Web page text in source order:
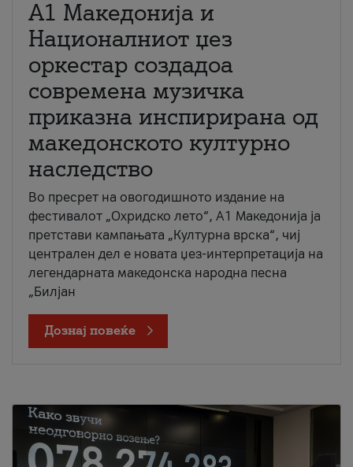
А1 Македонија и
Националниот џез
оркестар создадоа
современа музичка
приказна инспирирана од
македонското културно
наследство
Во пресрет на овогодишното издание на
фестивалот „Охридско лето“, А1 Македонија ја
претстави кампањата „Културна врска“, чиј
централен дел е новата џез-интерпретација на
легендарната македонска народна песна
„Билјан
Дознај повеќе